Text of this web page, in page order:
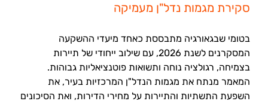
סקירת מגמות נדל"ן מעמיקה
בטומי שבגאורגיה מתבססת כאחד מיעדי ההשקעה
המסקרנים לשנת 2026, עם שילוב ייחודי של תיירות
בצמיחה, רגולציה נוחה ותשואות פוטנציאליות גבוהות.
המאמר מנתח את מגמות הנדל"ן המרכזיות בעיר, את
השפעת התשתיות והתיירות על מחירי הדירות, ואת הסיכונים